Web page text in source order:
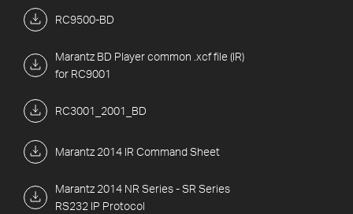
RC9500-BD
Marantz BD Player common .xcf file (IR)
for RC9001
RC3001_2001_BD
Marantz 2014 IR Command Sheet
Marantz 2014 NR Series - SR Series
RS232 IP Protocol